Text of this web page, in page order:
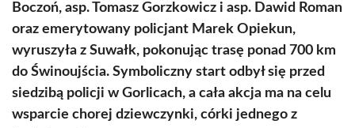
Boczoń, asp. Tomasz Gorzkowicz i asp. Dawid Roman
oraz emerytowany policjant Marek Opiekun,
wyruszyła z Suwałk, pokonując trasę ponad 700 km
do Świnoujścia. Symboliczny start odbył się przed
siedzibą policji w Gorlicach, a cała akcja ma na celu
wsparcie chorej dziewczynki, córki jednego z